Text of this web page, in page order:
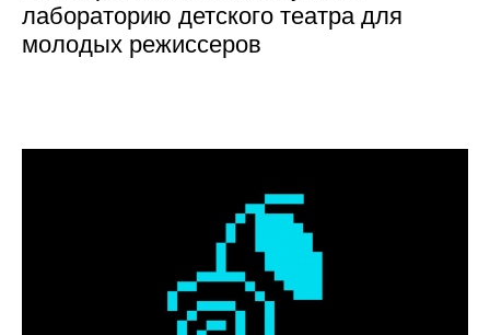
лабораторию детского театра для
молодых режиссеров